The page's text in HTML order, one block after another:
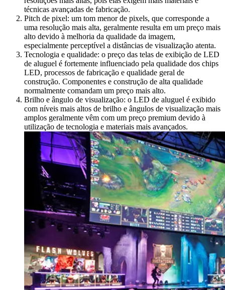
técnicas avançadas de fabricação.
Pitch de pixel: um tom menor de pixels, que corresponde a
uma resolução mais alta, geralmente resulta em um preço mais
alto devido à melhoria da qualidade da imagem,
especialmente perceptível a distâncias de visualização atenta.
Tecnologia e qualidade: o preço das telas de exibição de LED
de aluguel é fortemente influenciado pela qualidade dos chips
LED, processos de fabricação e qualidade geral de
construção. Componentes e construção de alta qualidade
normalmente comandam um preço mais alto.
Brilho e ângulo de visualização: o LED de aluguel é exibido
com níveis mais altos de brilho e ângulos de visualização mais
amplos geralmente vêm com um preço premium devido à
utilização de tecnologia e materiais mais avançados.